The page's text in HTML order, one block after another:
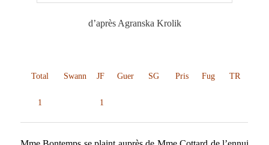
d’après Agranska Krolik
Total Swann JF Guer SG Pris Fug TR
1 1